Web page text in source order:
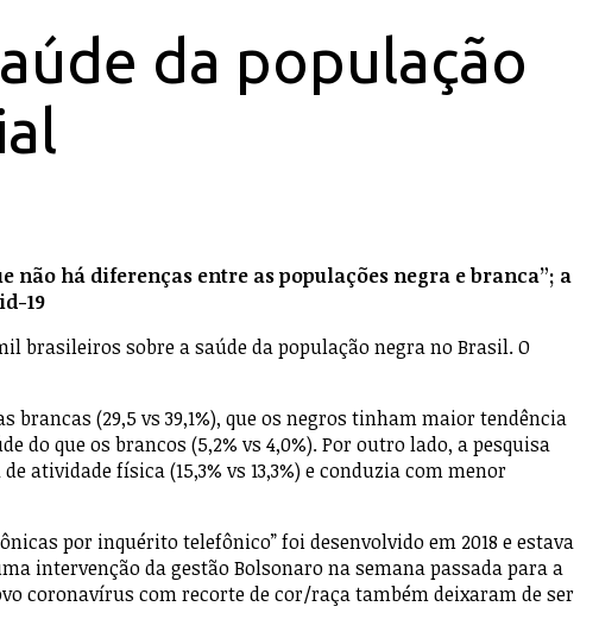
da população
há diferenças entre as populações negra e branca”; a
19
brasileiros sobre a saúde da população negra no Brasil. O
(29,5 vs 39,1%), que os negros tinham maior tendência
do que os brancos (5,2% vs 4,0%). Por outro lado, a pesquisa
atividade física (15,3% vs 13,3%) e conduzia com menor
por inquérito telefônico” foi desenvolvido em 2018 e estava
intervenção da gestão Bolsonaro na semana passada para a
coronavírus com recorte de cor/raça também deixaram de ser